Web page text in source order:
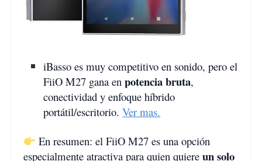
iBasso es muy competitivo en sonido, pero el
FiiO M27 gana enpotencia bruta,
conectividad y enfoque híbrido
portátil/escritorio.Ver mas.
En resumen: el FiiO M27 es una opción
especialmente atractiva para quien quiere un solo